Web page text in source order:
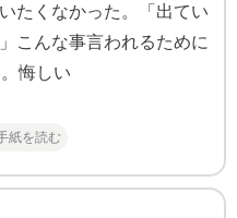
たくなかった。「出てい
こんな事言われるために
悔しい
紙を読む